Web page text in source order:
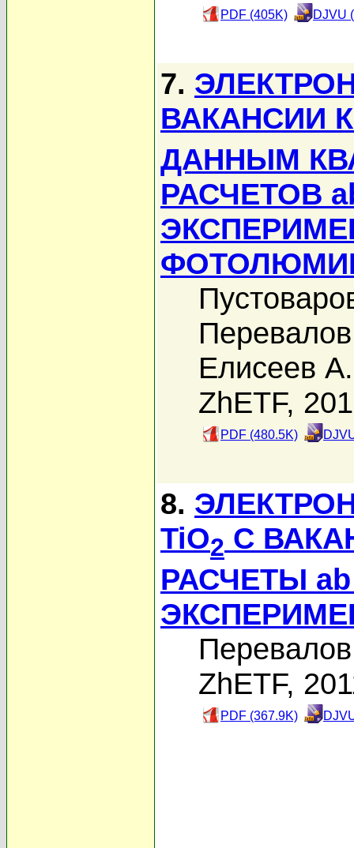
PDF (405K) DJVU
7.
ВАКАНСИИ
ДАННЫМ
РАСЧЕТОВ
Елисеев
ZhETF,
PDF (480.5K)
8.
TiO2 С
РАСЧЕТЫ
ZhETF,
PDF (367.9K)